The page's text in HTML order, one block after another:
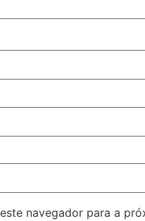
navegador para a